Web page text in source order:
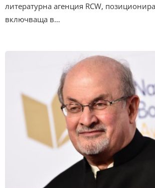
литературна агенция RCW,
включваща в…